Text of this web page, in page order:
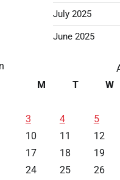
July 2025
June 2025
M
T W
3
4 5
10
11 12
17
18 19
24
25 26